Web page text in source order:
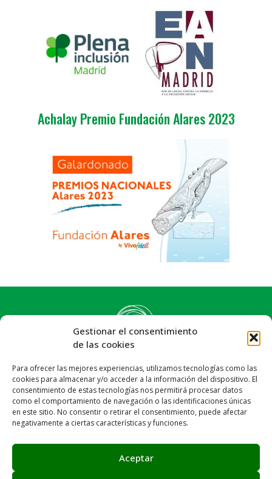
Gestionar el consentimiento
de las cookies
Para ofrecer las mejores experiencias, utilizamos tecnologías como las
cookies para almacenar y/o acceder a la información del dispositivo. El
consentimiento de estas tecnologías nos permitirá procesar datos
como el comportamiento de navegación o las identificaciones únicas
en este sitio. No consentir o retirar el consentimiento, puede afectar
negativamente a ciertas características y funciones.
Aceptar
Achalay Premio Fundación Alares 2023
Síguenos:
Email: info@achalay.es
Aviso legal